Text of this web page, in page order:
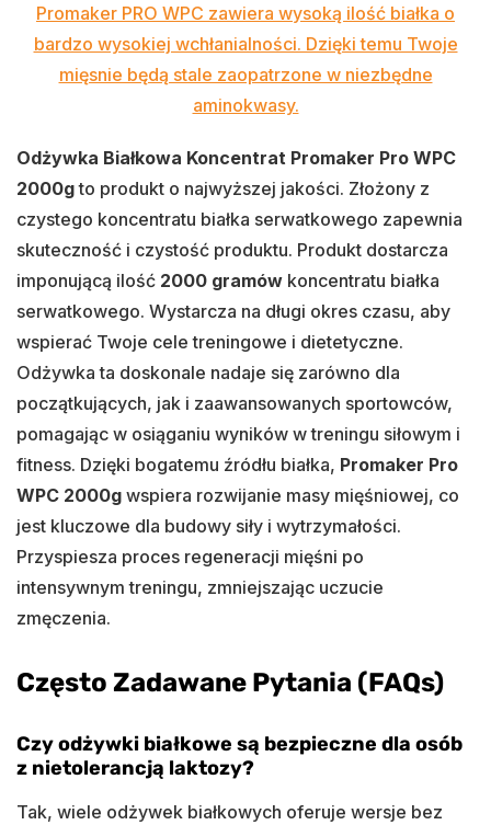
Promaker PRO WPC zawiera wysoką ilość białka o
bardzo wysokiej wchłanialności. Dzięki temu Twoje
mięsnie będą stale zaopatrzone w niezbędne
aminokwasy.
Odżywka Białkowa Koncentrat Promaker Pro WPC
2000gto produkt o najwyższej jakości. Złożony z
czystego koncentratu białka serwatkowego zapewnia
skuteczność i czystość produktu. Produkt dostarcza
imponującą ilość 2000 gramów koncentratu białka
serwatkowego. Wystarcza na długi okres czasu, aby
wspierać Twoje cele treningowe i dietetyczne.
Odżywka ta doskonale nadaje się zarówno dla
początkujących, jak i zaawansowanych sportowców,
pomagając w osiąganiu wyników w treningu siłowym i
fitness. Dzięki bogatemu źródłu białka, Promaker Pro
WPC 2000g wspiera rozwijanie masy mięśniowej, co
jest kluczowe dla budowy siły i wytrzymałości.
Przyspiesza proces regeneracji mięśni po
intensywnym treningu, zmniejszając uczucie
zmęczenia.
Często Zadawane Pytania (FAQs)
Czy odżywki białkowe są bezpieczne dla osób
z nietolerancją laktozy?
Tak, wiele odżywek białkowych oferuje wersje bez